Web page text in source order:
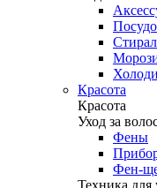
Красота
Красота
Уход за
Фены
Фен-
Техника для